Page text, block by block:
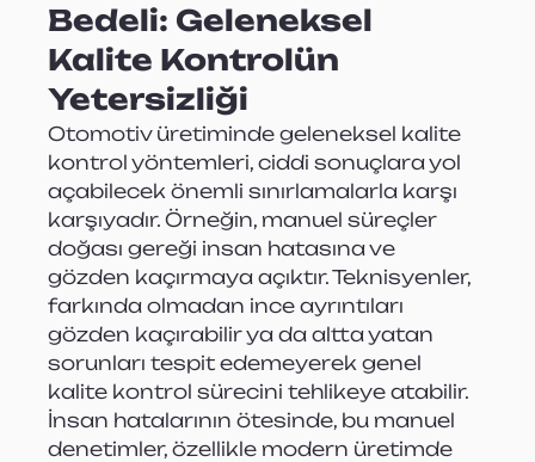
Bedeli: Geleneksel
Kalite Kontrolün
Yetersizliği
Otomotiv üretiminde geleneksel kalite
kontrol yöntemleri, ciddi sonuçlara yol
açabilecek önemli sınırlamalarla karşı
karşıyadır. Örneğin, manuel süreçler
doğası gereği insan hatasına ve
gözden kaçırmaya açıktır. Teknisyenler,
farkında olmadan ince ayrıntıları
gözden kaçırabilir ya da altta yatan
sorunları tespit edemeyerek genel
kalite kontrol sürecini tehlikeye atabilir.
İnsan hatalarının ötesinde, bu manuel
denetimler, özellikle modern üretimde